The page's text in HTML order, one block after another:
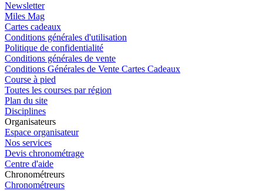
Newsletter
Miles Mag
Cartes cadeaux
Conditions générales d'utilisation
Politique de confidentialité
Conditions générales de vente
Conditions Générales de Vente Cartes Cadeaux
Course à pied
Toutes les courses par région
Plan du site
Disciplines
Organisateurs
Espace organisateur
Nos services
Devis chronométrage
Centre d'aide
Chronométreurs
Chronométreurs